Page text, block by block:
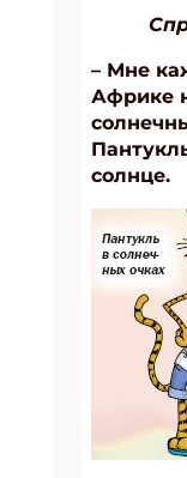
– Мне
Африке
солнце.